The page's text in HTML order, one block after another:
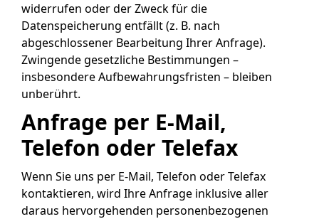
widerrufen oder der Zweck für die
Datenspeicherung entfällt (z. B. nach
abgeschlossener Bearbeitung Ihrer Anfrage).
Zwingende gesetzliche Bestimmungen –
insbesondere Aufbewahrungsfristen – bleiben
unberührt.
Anfrage per E-Mail,
Telefon oder Telefax
Wenn Sie uns per E-Mail, Telefon oder Telefax
kontaktieren, wird Ihre Anfrage inklusive aller
daraus hervorgehenden personenbezogenen